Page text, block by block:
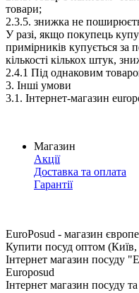
товари;
2.3.5. знижка не
У разі, якщо покупець
примірників купується за
кількості кількох штук,
2.4.1 Під однаковим
3. Інші умови
3.1. Інтернет-магазин
Магазин
Акції
Доставка та оплата
Гарантії
EuroPosud - магазин
Купити посуд оптом (Київ,
Інтернет магазин посуду
Europosud
Інтернет магазин посуду та